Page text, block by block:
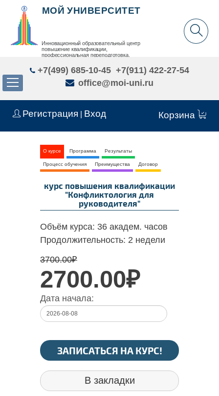
Регистрация Вход Корзина
МОЙ УНИВЕРСИТЕТ
Инновационный образовательный центр
повышение квалификации,
профессиональная переподготовка,
+7(499) 685-10-45 +7(911) 422-27-54
office@moi-uni.ru
О курсе Программа Результаты
Процесс обучения Преимущества Договор
курс повышения квалификации
"Конфликтология для
руководителя"
Объём курса: 36 академ. часов
Продолжительность: 2 недели
3700.00₽
2700.00₽
Дата начала:
ЗАПИСАТЬСЯ НА КУРС!
В закладки